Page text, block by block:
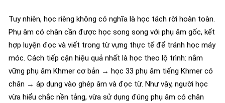
Tuy nhiên, học riêng không có nghĩa là học tách rời hoàn toàn.
Phụ âm có chân cần được học song song với phụ âm gốc, kết
hợp luyện đọc và viết trong từ vựng thực tế để tránh học máy
móc. Cách tiếp cận hiệu quả nhất là học theo lộ trình: nắm
vững phụ âm Khmer cơ bản → học 33 phụ âm tiếng Khmer có
chân → áp dụng vào ghép âm và đọc từ. Như vậy, người học
vừa hiểu chắc nền tảng, vừa sử dụng đúng phụ âm có chân